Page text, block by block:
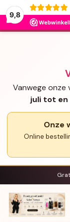
9,8
Vanwege onze
juli tot en
Onze
Online